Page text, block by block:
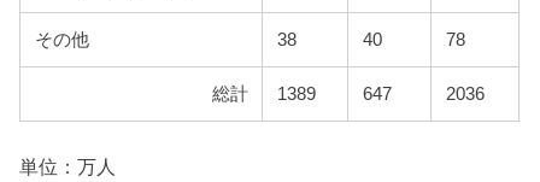
その他 38 40 78
総計 1389 647 2036
単位：万人